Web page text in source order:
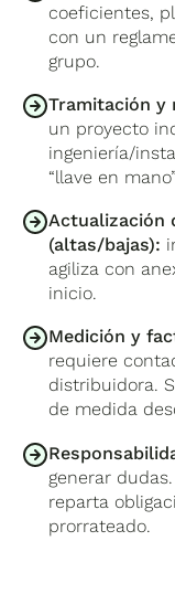
coeficientes,
con un
grupo.
Tramitación y
un proyecto
ingeniería/
“llave en
Actualización
(altas/bajas):
agiliza con
inicio.
Medición y
requiere
distribuidora.
de medida
generar
reparta
prorrateado.